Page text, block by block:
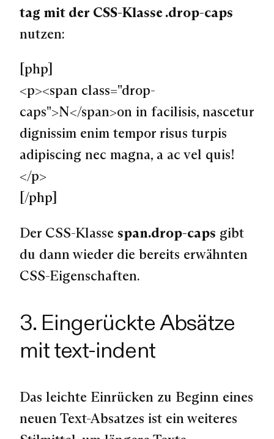
tag mit der CSS-Klasse .drop-caps
nutzen:
[php]
<p><span class="drop-
caps">N</span>on in facilisis, nascetur
dignissim enim tempor risus turpis
adipiscing nec magna, a ac vel quis!
</p>
[/php]
Der CSS-Klasse span.drop-caps gibt
du dann wieder die bereits erwähnten
CSS-Eigenschaften.
3. Eingerückte Absätze
mit text-indent
Das leichte Einrücken zu Beginn eines
neuen Text-Absatzes ist ein weiteres